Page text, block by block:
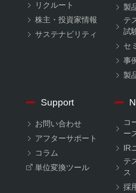
リクルート
株主・投資家情報
サステナビリティ
製
テ
試
セ
事
製
Support
お問い合わせ
アフターサポート
コラム
単位変換ツール
コ
ー
IR
テ
ス
採